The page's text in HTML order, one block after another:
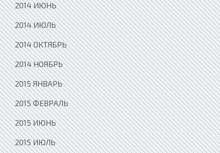
2014 ИЮНЬ
2014 ИЮЛЬ
2014 ОКТЯБРЬ
2014 НОЯБРЬ
2015 ЯНВАРЬ
2015 ФЕВРАЛЬ
2015 ИЮНЬ
2015 ИЮЛЬ